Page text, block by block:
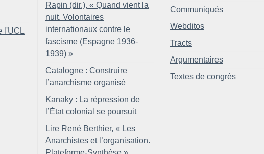
l'UCL
Rapin (dir.), « Quand vient la
nuit. Volontaires
internationaux contre le
fascisme (Espagne 1936-
1939) »
Catalogne : Construire
l’anarchisme organisé
Kanaky : La répression de
l’État colonial se poursuit
Lire René Berthier, « Les
Anarchistes et l’organisation.
Communiqués
Webditos
Tracts
Argumentaires
Textes de congrès